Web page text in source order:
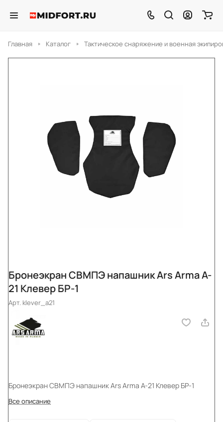
Главная Каталог Тактическое снаряжение и военная
Бронеэкран СВМПЭ напашник Ars Arma A-
21 Клевер БР-1
Арт. klever_a21
Бронеэкран СВМПЭ напашник Ars Arma A-21 Клевер БР-1
Все описание